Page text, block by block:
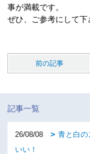
事が満載です。
ぜひ、ご参考にして下
前の記事
記事一覧
26/08/08
青と白の
いい！